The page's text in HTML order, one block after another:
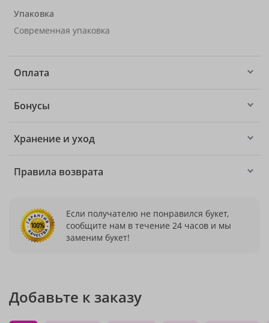
Упаковка
Современная упаковка
Оплата
Бонусы
Хранение и уход
Правила возврата
Если получателю не понравился букет,
сообщите нам в течение 24 часов и мы
заменим букет!
Добавьте к заказу